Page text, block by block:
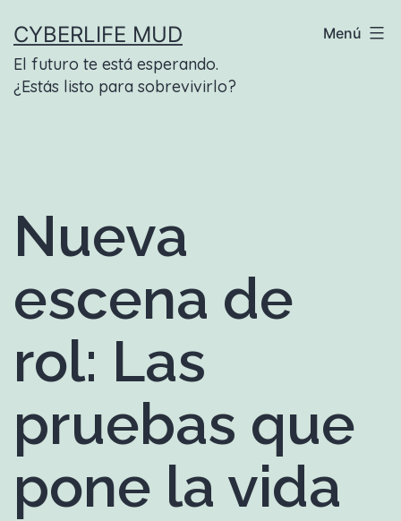
contenido
CYBERLIFE MUD
El futuro te está esperando.
¿Estás listo para sobrevivirlo?
Menú
Nueva
escena de
rol: Las
pruebas que
pone la vida